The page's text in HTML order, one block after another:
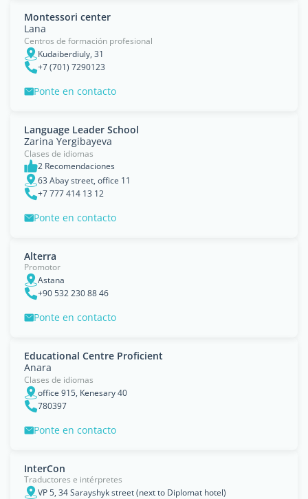
Montessori center
Lana
Centros de formación profesional
Kudaiberdiuly, 31
+7 (701) 7290123
Ponte en contacto
Language Leader School
Zarina Yergibayeva
Clases de idiomas
2 Recomendaciones
63 Abay street, office 11
+7 777 414 13 12
Ponte en contacto
Alterra
Promotor
Astana
+90 532 230 88 46
Ponte en contacto
Educational Centre Proficient
Anara
Clases de idiomas
office 915, Kenesary 40
780397
Ponte en contacto
InterCon
Traductores e intérpretes
VP 5, 34 Sarayshyk street (next to Diplomat hotel)